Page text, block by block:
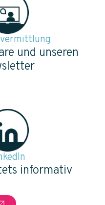
und unseren
informativ